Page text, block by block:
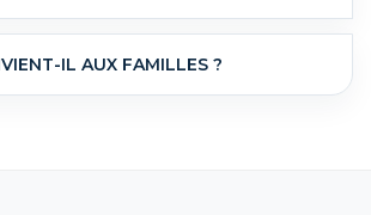
IL AUX FAMILLES ?